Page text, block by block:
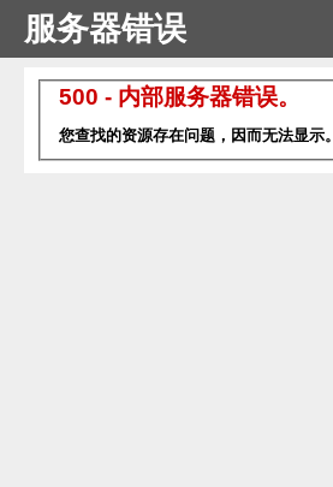
服务器错误
500 - 内部服务器错误。
您查找的资源存在问题，因而无法显示。